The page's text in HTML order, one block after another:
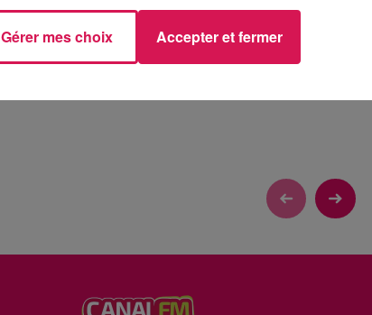
Gérer mes choix Accepter et fermer